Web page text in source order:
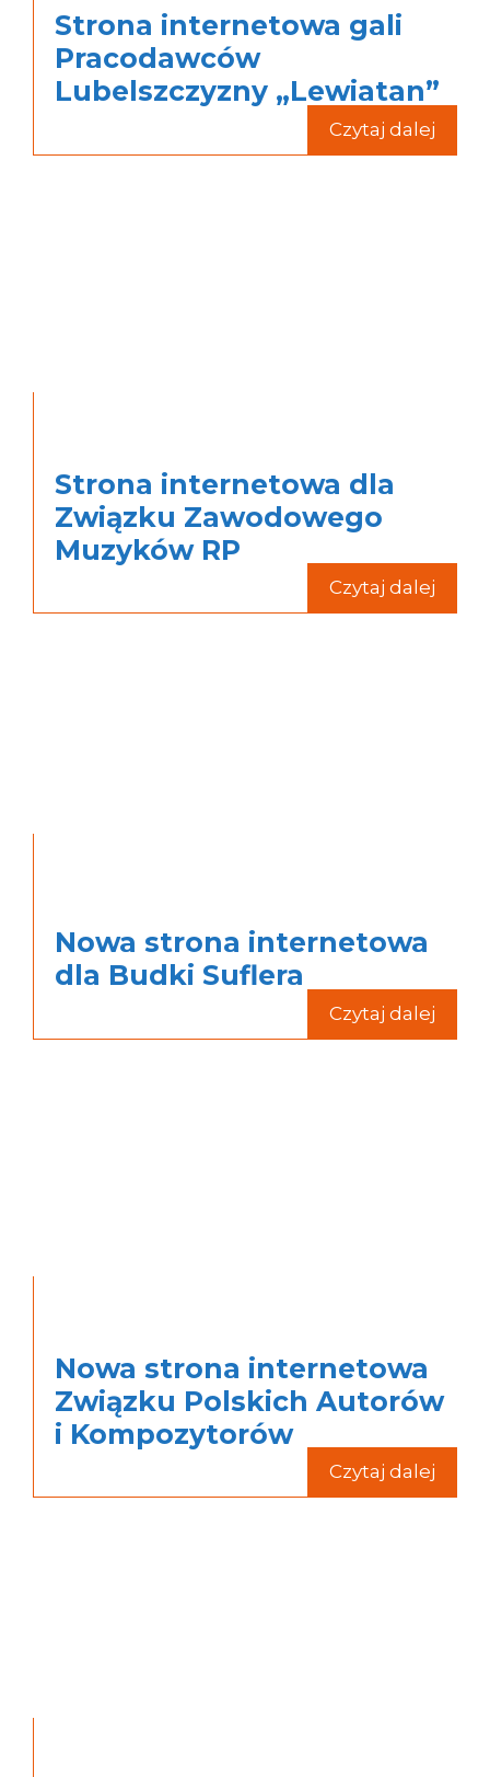
Strona internetowa gali
Pracodawców
Lubelszczyzny „Lewiatan”
Czytaj dalej
Strona internetowa dla
Związku Zawodowego
Muzyków RP
Czytaj dalej
Nowa strona internetowa
dla Budki Suflera
Czytaj dalej
Nowa strona internetowa
Związku Polskich Autorów
i Kompozytorów
Czytaj dalej